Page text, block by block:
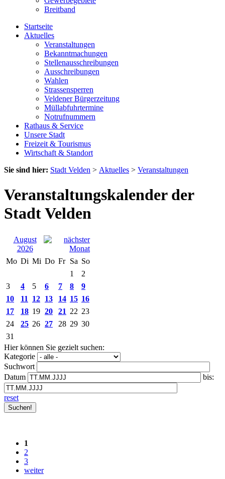
Breitband
Startseite
Aktuelles
Veranstaltungen
Bekanntmachungen
Stellenausschreibungen
Ausschreibungen
Wahlen
Strassensperren
Veldener Bürgerzeitung
Müllabfuhrtermine
Notrufnummern
Rathaus & Service
Unsere Stadt
Freizeit & Tourismus
Wirtschaft & Standort
Sie sind hier: Stadt Velden > Aktuelles > Veranstaltungen
Veranstaltungskalender der
Stadt Velden
August
2026
Mo Di Mi Do Fr Sa So
1
2
3
4 5 6 7 8
9
10
11 12 13 14 15 16
17
18 19 20 21 22 23
24
25 26 27 28 29 30
31
Hier können Sie gezielt suchen:
Kategorie
Suchwort
Datum
bis:
reset
1
2
3
weiter